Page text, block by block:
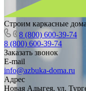
Строим каркасные
8 (800) 600-39-74
8 (800) 600-39-74
Заказать звонок
E-mail
info@azbuka-doma.ru
Адрес
Новая Адыгея, ул.